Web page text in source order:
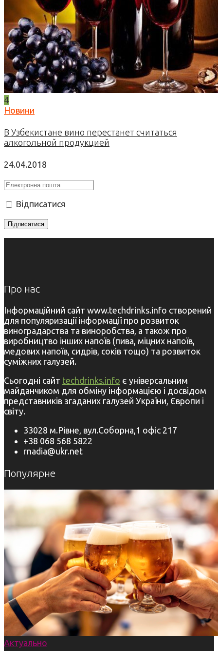
4
Новини
В Узбекистане вино перестанет считаться
алкогольной продукцией
24.04.2018
Відписатися
Про нас
Інформаційний сайт www.techdrinks.info створений
для популяризації інформації про розвиток
виноградарства та виноробства, а також про
виробництво інших напоїв (пива, міцних напоїв,
медових напоїв, сидрів, соків тощо) та розвиток
суміжних галузей.
Сьогодні сайт techdrinks.info є універсальним
майданчиком для обміну інформацією і досвідом
представників згаданих галузей України, Європи і
світу.
33028 м.Рівне, вул.Соборна,1 офіс 217
+38 068 568 5822
rnadia@ukr.net
Популярне
Актуально